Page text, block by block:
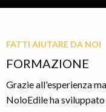
FATTI AIUTARE DA NOI
FORMAZIONE
Grazie all'esperienza
NoloEdile ha